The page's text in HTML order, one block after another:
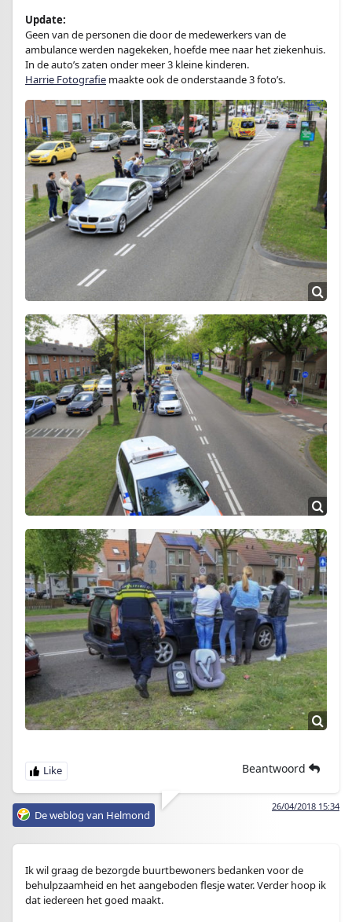
Update:
Geen van de personen die door de medewerkers van de
ambulance werden nagekeken, hoefde mee naar het ziekenhuis.
In de auto’s zaten onder meer 3 kleine kinderen.
Harrie Fotografie maakte ook de onderstaande 3 foto’s.
Beantwoord
26/04/2018 15:34
De weblog van Helmond
Ik wil graag de bezorgde buurtbewoners bedanken voor de
behulpzaamheid en het aangeboden flesje water. Verder hoop ik
dat iedereen het goed maakt.